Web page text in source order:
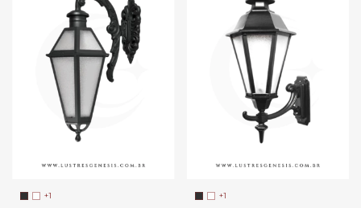
+1 +1